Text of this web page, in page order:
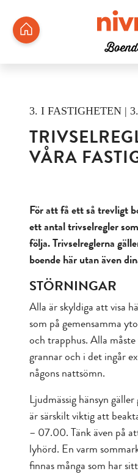
3. I FASTIGHETEN |
VÅRA
För att få ett så trevligt
ett antal trivselregler
följa. Trivselreglerna
boende här utan även
STÖRNINGAR
Alla är skyldiga att visa
som på gemensamma
och trapphus. Alla
grannar och i det ingår
någons nattsömn.
Ljudmässig hänsyn
är särskilt viktig att
– 07.00. Tänk även på
lyhörd. En varm
finnas många som har